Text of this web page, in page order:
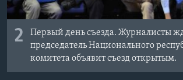
2
Первый день съезда. Журналисты
председатель Национального
комитета объявит съезд открытым.